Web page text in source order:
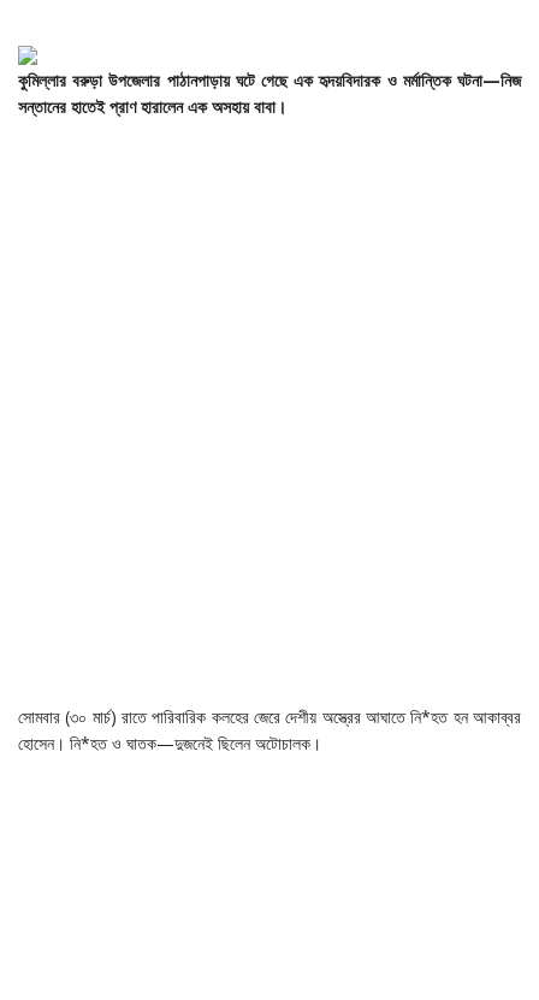
কুমিল্লার বরুড়া উপজেলার পাঠানপাড়ায় ঘটে গেছে এক হৃদয়বিদারক ও মর্মান্তিক ঘটনা—নিজ
সন্তানের হাতেই প্রাণ হারালেন এক অসহায় বাবা।
সোমবার (৩০ মার্চ) রাতে পারিবারিক কলহের জেরে দেশীয় অস্ত্রের আঘাতে নি*হত হন আকাব্বর
হোসেন। নি*হত ও ঘাতক—দুজনেই ছিলেন অটোচালক।